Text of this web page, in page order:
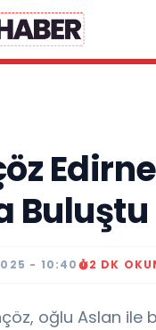
Buluştu
- 10:40 2 DK
oğlu Aslan ile